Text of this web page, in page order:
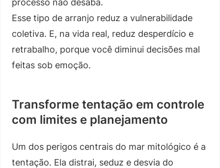
processo não desaba.
Esse tipo de arranjo reduz a vulnerabilidade
coletiva. E, na vida real, reduz desperdício e
retrabalho, porque você diminui decisões mal
feitas sob emoção.
Transforme tentação em controle
com limites e planejamento
Um dos perigos centrais do mar mitológico é a
tentação. Ela distrai, seduz e desvia do